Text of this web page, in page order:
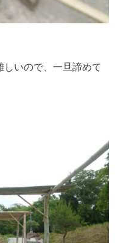
しいので、一旦諦めて